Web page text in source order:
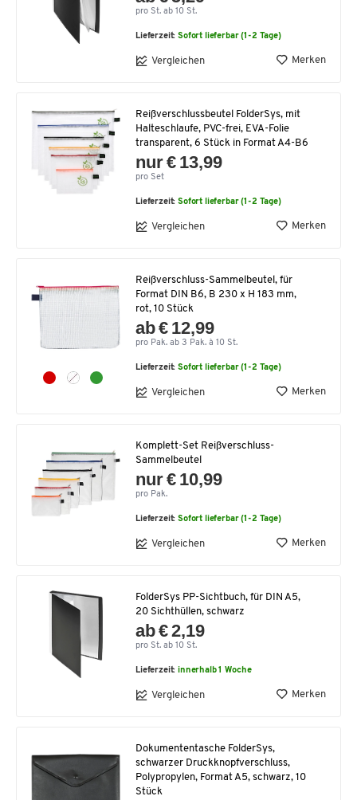
pro St. ab 10 St.
Lieferzeit:Sofort lieferbar (1-2 Tage)
Vergleichen Merken
Reißverschlussbeutel FolderSys, mit
Halteschlaufe, PVC-frei, EVA-Folie
transparent, 6 Stück in Format A4-B6
nur € 13,99
pro Set
Lieferzeit:Sofort lieferbar (1-2 Tage)
Vergleichen Merken
Reißverschluss-Sammelbeutel, für
Format DIN B6, B 230 x H 183 mm,
rot, 10 Stück
ab € 12,99
pro Pak. ab 3 Pak. à 10 St.
Lieferzeit:Sofort lieferbar (1-2 Tage)
Vergleichen Merken
Komplett-Set Reißverschluss-
Sammelbeutel
nur € 10,99
pro Pak.
Lieferzeit:Sofort lieferbar (1-2 Tage)
Vergleichen Merken
FolderSys PP-Sichtbuch, für DIN A5,
20 Sichthüllen, schwarz
ab € 2,19
pro St. ab 10 St.
Lieferzeit:innerhalb 1 Woche
Vergleichen Merken
Dokumententasche FolderSys,
schwarzer Druckknopfverschluss,
Polypropylen, Format A5, schwarz, 10
Stück